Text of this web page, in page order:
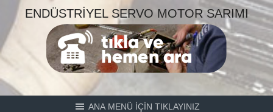
ENDÜSTRIYEL SERVO MOTOR SARIMI
ANA MENÜ İÇİN TIKLAYINIZ